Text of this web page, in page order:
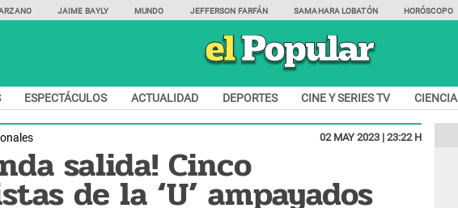
JAIME BAYLY MUNDO JEFFERSON FARFÁN SAMAHARA LOBATÓN HORÓSCOPO
ESPECTÁCULOS ACTUALIDAD DEPORTES CINE Y SERIES TV CIENCIA
02 MAY 2023 | 23:22 H
salida! Cinco
de la ‘U’ ampayados